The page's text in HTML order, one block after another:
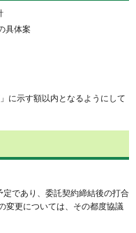
具体案
に示す額以内となるようにして
であり、委託契約締結後の打合
変更については、その都度協議